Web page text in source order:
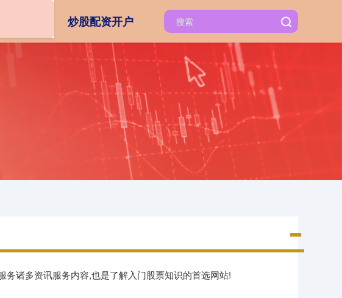
炒股配资开户
诸多资讯服务内容,也是了解入门股票知识的首选网站!